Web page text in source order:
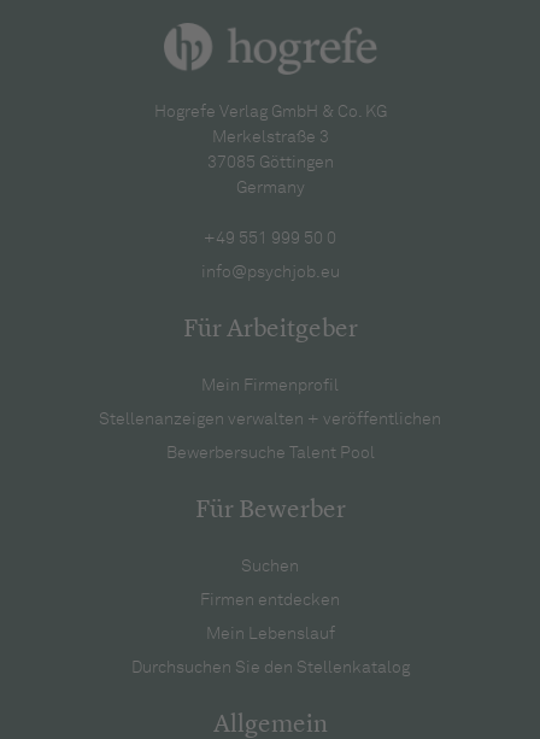
Hogrefe Verlag GmbH & Co. KG
Merkelstraße 3
37085 Göttingen
Germany
+49 551 999 50 0
info@psychjob.eu
Für Arbeitgeber
Mein Firmenprofil
Stellenanzeigen verwalten + veröffentlichen
Bewerbersuche Talent Pool
Für Bewerber
Suchen
Firmen entdecken
Mein Lebenslauf
Durchsuchen Sie den Stellenkatalog
Allgemein